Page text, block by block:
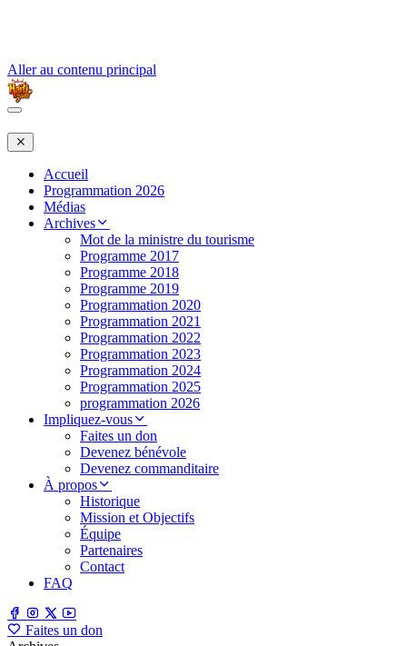
Aller au contenu principal
Accueil
Programmation 2026
Médias
Archives
Mot de la ministre du tourisme
Programme 2017
Programme 2018
Programme 2019
Programmation 2020
Programmation 2021
Programmation 2022
Programmation 2023
Programmation 2024
Programmation 2025
programmation 2026
Impliquez-vous
Faites un don
Devenez bénévole
Devenez commanditaire
À propos
Historique
Mission et Objectifs
Équipe
Partenaires
Contact
FAQ
Faites un don